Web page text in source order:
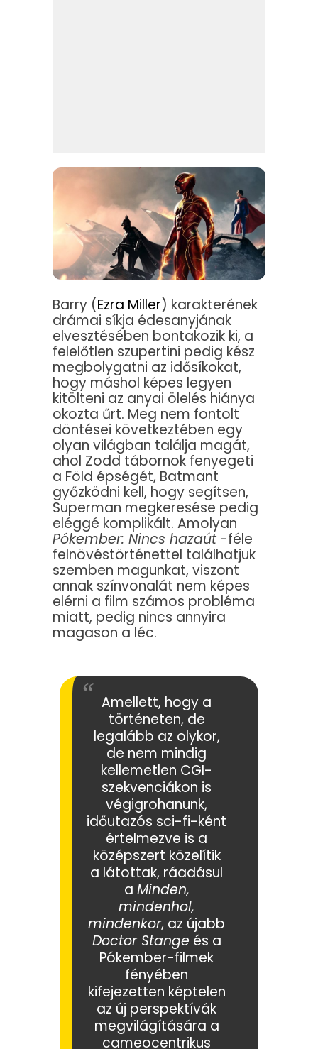
Barry (Ezra Miller) karakterének
drámai síkja édesanyjának
elvesztésében bontakozik ki, a
felelőtlen szupertini pedig kész
megbolygatni az idősíkokat,
hogy máshol képes legyen
kitölteni az anyai ölelés hiánya
okozta űrt. Meg nem fontolt
döntései következtében egy
olyan világban találja magát,
ahol Zodd tábornok fenyegeti
a Föld épségét, Batmant
győzködni kell, hogy segítsen,
Superman megkeresése pedig
eléggé komplikált. Amolyan
Pókember: Nincs hazaút -féle
felnövéstörténettel találhatjuk
szemben magunkat, viszont
annak színvonalát nem képes
elérni a film számos probléma
miatt, pedig nincs annyira
magason a léc.
Amellett, hogy a
történeten, de
legalább az olykor,
de nem mindig
kellemetlen CGI-
szekvenciákon is
végigrohanunk,
időutazós sci-fi-ként
értelmezve is a
középszert közelítik
a látottak, ráadásul
a Minden,
mindenhol,
mindenkor, az újabb
Doctor Stange és a
Pókember-filmek
fényében
kifejezetten képtelen
az új perspektívák
megvilágítására a
cameocentrikus